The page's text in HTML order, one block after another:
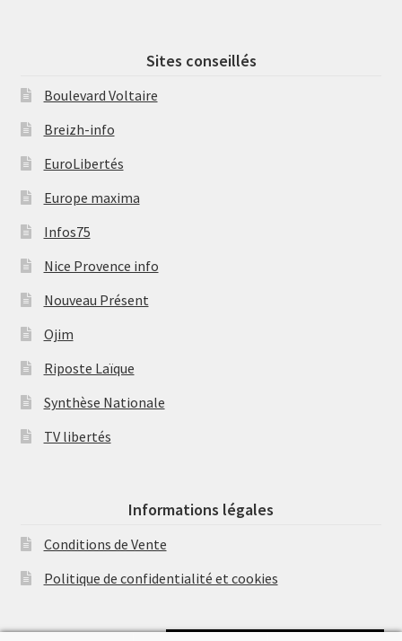
Sites conseillés
Boulevard Voltaire
Breizh-info
EuroLibertés
Europe maxima
Infos75
Nice Provence info
Nouveau Présent
Ojim
Riposte Laïque
Synthèse Nationale
TV libertés
Informations légales
Conditions de Vente
Politique de confidentialité et cookies